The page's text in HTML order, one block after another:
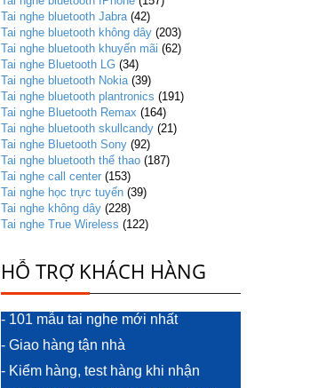
Tai nghe bluetooth Jabra (42)
Tai nghe bluetooth không dây (203)
Tai nghe bluetooth khuyến mãi (62)
Tai nghe Bluetooth LG (34)
Tai nghe bluetooth Nokia (39)
Tai nghe bluetooth plantronics (191)
Tai nghe Bluetooth Remax (164)
Tai nghe bluetooth skullcandy (21)
Tai nghe Bluetooth Sony (92)
Tai nghe bluetooth thể thao (187)
Tai nghe call center (153)
Tai nghe học trực tuyến (39)
Tai nghe không dây (228)
Tai nghe True Wireless (122)
HỖ TRỢ KHÁCH HÀNG
- 101 mẫu tai nghe mới nhất
- Giao hàng tận nhà
- Kiểm hàng, test hàng khi nhận